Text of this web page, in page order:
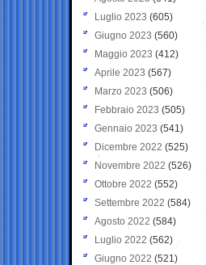
Luglio 2023 (605)
Giugno 2023 (560)
Maggio 2023 (412)
Aprile 2023 (567)
Marzo 2023 (506)
Febbraio 2023 (505)
Gennaio 2023 (541)
Dicembre 2022 (525)
Novembre 2022 (526)
Ottobre 2022 (552)
Settembre 2022 (584)
Agosto 2022 (584)
Luglio 2022 (562)
Giugno 2022 (521)